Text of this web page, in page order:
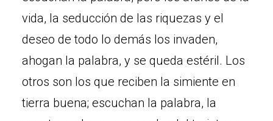
vida, la seducción de las riquezas y el
deseo de todo lo demás los invaden,
ahogan la palabra, y se queda estéril. Los
otros son los que reciben la simiente en
tierra buena; escuchan la palabra, la